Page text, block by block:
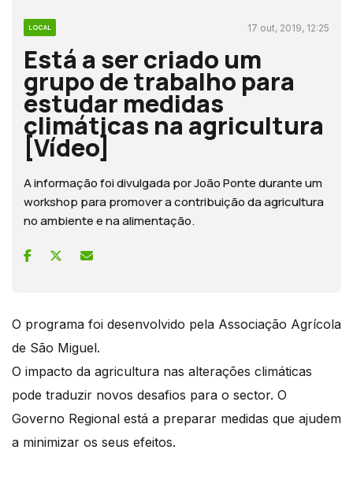
LOCAL 17 out, 2019, 12:25
Está a ser criado um
grupo de trabalho para
estudar medidas
climáticas na agricultura
[Vídeo]
A informação foi divulgada por João Ponte durante um
workshop para promover a contribuição da agricultura
no ambiente e na alimentação.
O programa foi desenvolvido pela Associação Agrícola
de São Miguel.
O impacto da agricultura nas alterações climáticas
pode traduzir novos desafios para o sector. O
Governo Regional está a preparar medidas que ajudem
a minimizar os seus efeitos.